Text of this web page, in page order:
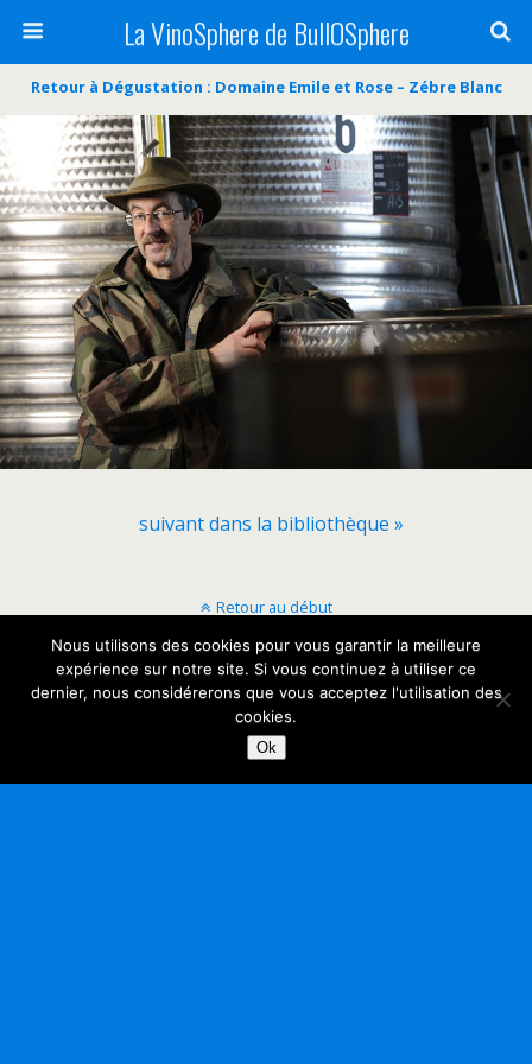
La VinoSphere de BullOSphere
Retour à Dégustation : Domaine Emile et Rose – Zébre Blanc
suivant dans la bibliothèque »
Retour au début
Mobile Bureau
Nous utilisons des cookies pour vous garantir la meilleure
expérience sur notre site. Si vous continuez à utiliser ce
dernier, nous considérerons que vous acceptez l'utilisation des
cookies.
Ok